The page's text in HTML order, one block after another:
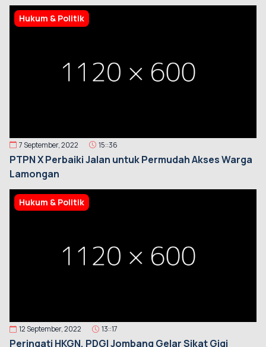
Hukum & Politik
7 September, 2022 15::36
PTPN X Perbaiki Jalan untuk Permudah Akses Warga
Lamongan
Hukum & Politik
12 September, 2022 13::17
Peringati HKGN, PDGI Jombang Gelar Sikat Gigi